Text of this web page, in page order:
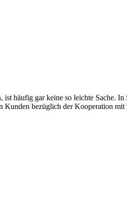
häufig gar keine so leichte Sache.
Kunden bezüglich der Kooperation